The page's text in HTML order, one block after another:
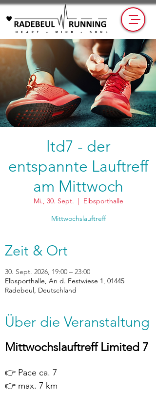
ltd7 - der
entspannte Lauftreff
am Mittwoch
Mi., 30. Sept.
  |
Elbsporthalle
Mittwochslauftreff
Zeit & Ort
30. Sept. 2026, 19:00 – 23:00
Elbsporthalle, An d. Festwiese 1, 01445
Radebeul, Deutschland
Über die Veranstaltung
Mittwochslauftreff Limited 7
👉 Pace ca. 7
👉 max. 7 km